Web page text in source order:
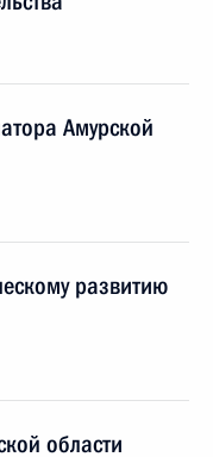
Амурской
развитию
области